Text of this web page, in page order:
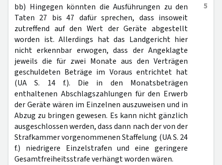
5
bb) Hingegen könnten die Ausführungen zu den
Taten 27 bis 47 dafür sprechen, dass insoweit
zutreffend auf den Wert der Geräte abgestellt
worden ist. Allerdings hat das Landgericht hier
nicht erkennbar erwogen, dass der Angeklagte
jeweils die für zwei Monate aus den Verträgen
geschuldeten Beträge im Voraus entrichtet hat
(UA S. 14 f.). Die in den Monatsbeträgen
enthaltenen Abschlagszahlungen für den Erwerb
der Geräte wären im Einzelnen auszuweisen und in
Abzug zu bringen gewesen. Es kann nicht gänzlich
ausgeschlossen werden, dass dann nach der von der
Strafkammer vorgenommenen Staffelung (UA S. 24
f.) niedrigere Einzelstrafen und eine geringere
Gesamtfreiheitsstrafe verhängt worden wären.